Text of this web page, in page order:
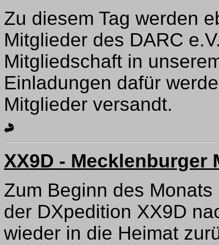
Zu diesem Tag werden
Mitglieder des DARC
Mitgliedschaft in
Einladungen dafür
Mitglieder versandt.
XX9D -
Zum Beginn des
der DXpedition XX9D
wieder in die Heimat